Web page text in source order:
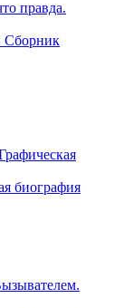
Сборник
биография